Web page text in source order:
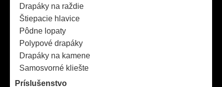
Drapáky na raždie
Štiepacie hlavice
Pôdne lopaty
Polypové drapáky
Drapáky na kamene
Samosvorné kliešte
Príslušenstvo